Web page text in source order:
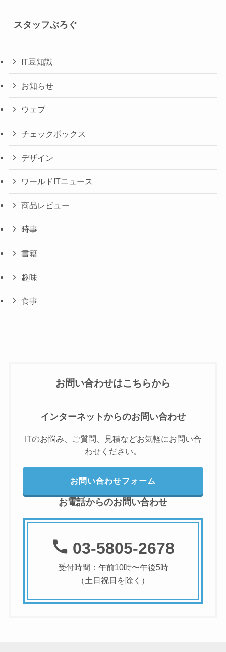
スタッフぶろぐ
IT豆知識
お知らせ
ウェブ
チェックボックス
デザイン
ワールドITニュース
商品レビュー
時事
書籍
趣味
食事
お問い合わせはこちらから
インターネットからのお問い合わせ
ITのお悩み、ご質問、見積などお気軽にお問い合
わせください。
お問い合わせフォーム
お電話からのお問い合わせ
03-5805-2678
受付時間：午前10時〜午後5時
（土日祝日を除く）